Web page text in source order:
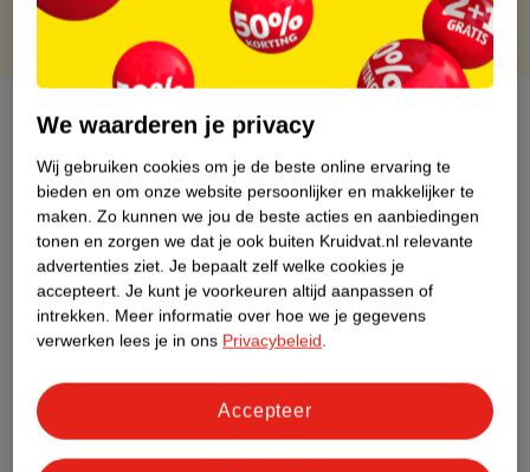
Over dit product
Productinformatie
Etiketinformatie
Nature Impact Score
Dit product heeft (nog) geen Nature
We waarderen je privacy
Wij gebruiken cookies om je de beste online ervaring te
bieden en om onze website persoonlijker en makkelijker te
maken. Zo kunnen we jou de beste acties en aanbiedingen
tonen en zorgen we dat je ook buiten Kruidvat.nl relevante
advertenties ziet. Je bepaalt zelf welke cookies je
accepteert. Je kunt je voorkeuren altijd aanpassen of
intrekken. Meer informatie over hoe we je gegevens
verwerken lees je in ons Privacybeleid.
Accepteer